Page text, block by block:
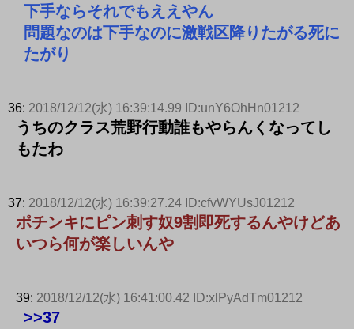
下手ならそれでもええやん
問題なのは下手なのに激戦区降りたがる死に
たがり
36: 2018/12/12(水) 16:39:14.99 ID:unY6OhHn01212
うちのクラス荒野行動誰もやらんくなってし
もたわ
37: 2018/12/12(水) 16:39:27.24 ID:cfvWYUsJ01212
ポチンキにピン刺す奴9割即死するんやけどあ
いつら何が楽しいんや
39: 2018/12/12(水) 16:41:00.42 ID:xlPyAdTm01212
>>37